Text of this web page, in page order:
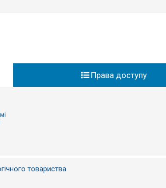
Права доступу
товариства